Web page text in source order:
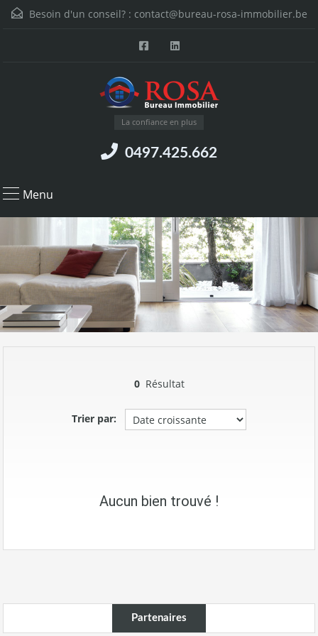
Besoin d'un conseil? : contact@bureau-rosa-immobilier.be
La confiance en plus
0497.425.662
Menu
0Résultat
Trier par:
Aucun bien trouvé !
Partenaires